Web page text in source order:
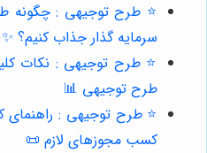
⭐️ طرح توجیهی : چگونه
سرمایه گذار جذاب کنیم؟ ✨
⭐️ طرح توجیهی : نکات
طرح توجیهی 📊
⭐️ طرح توجیهی :
کسب مجوزهای لازم 📜